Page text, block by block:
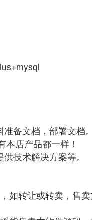
备文档，部署文档
本店产品都一样！
技术解决方案等。
如转让或转卖，售